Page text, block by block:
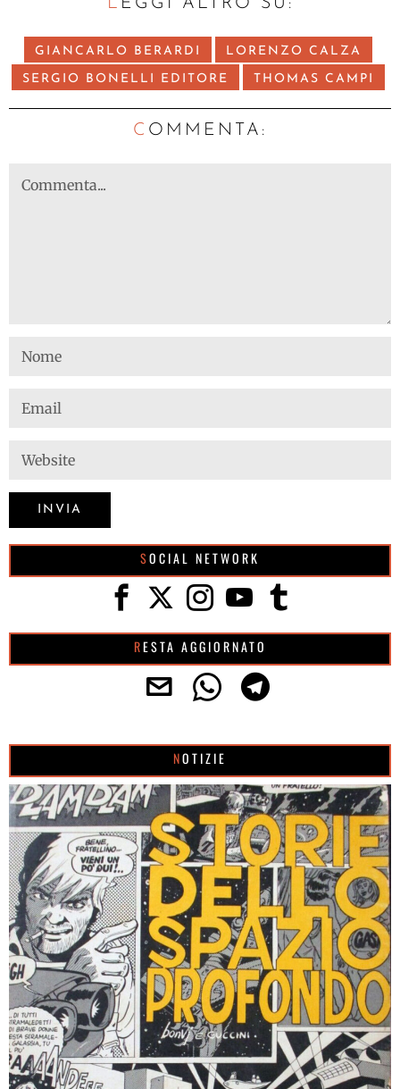
LEGGI ALTRO SU:
GIANCARLO BERARDI LORENZO CALZA
SERGIO BONELLI EDITORE THOMAS CAMPI
C OMMENTA:
SOCIAL NETWORK
RESTA AGGIORNATO
NOTIZIE